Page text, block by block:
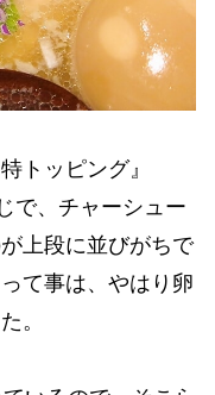
トッピング』
で、チャーシュー
上段に並びがちで
て事は、やはり卵
。